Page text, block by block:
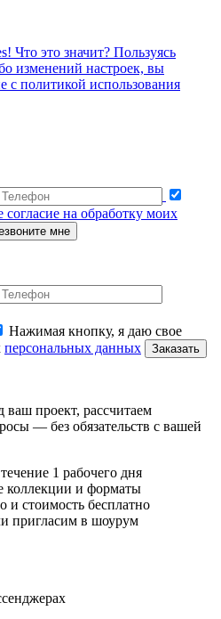
Что это значит? Пользуясь
изменений настроек, вы
с политикой использования
на обработку моих
мне
Нажимая кнопку, я даю свое
персональных данных Заказать
проект, рассчитаем
— без обязательств с вашей
1 рабочего дня
коллекции и форматы
и стоимость бесплатно
пригласим в шоурум